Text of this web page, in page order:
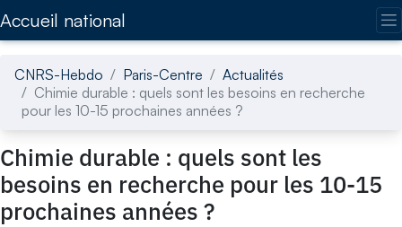
Accueil national
CNRS-Hebdo Paris-Centre
Actualités
Chimie durable : quels sont les besoins en recherche
pour les 10-15 prochaines années ?
Chimie durable : quels sont les
besoins en recherche pour les 10-15
prochaines années ?